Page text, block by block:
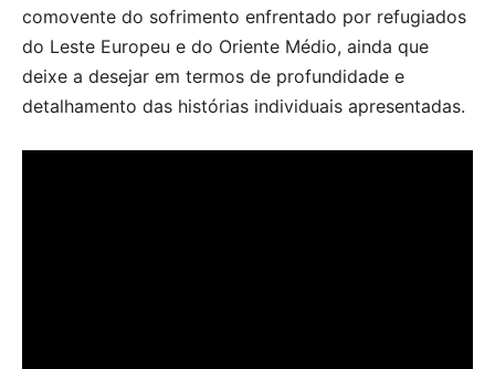
comovente do sofrimento enfrentado por refugiados
do Leste Europeu e do Oriente Médio, ainda que
deixe a desejar em termos de profundidade e
detalhamento das histórias individuais apresentadas.